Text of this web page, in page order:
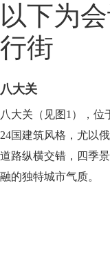
以下为
行街
八大关
八大关（见图1），
24国建筑风格，尤以
道路纵横交错，四季
融的独特城市气质。